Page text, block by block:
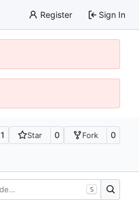
Register Sign In
1 Star 0 Fork 0
S